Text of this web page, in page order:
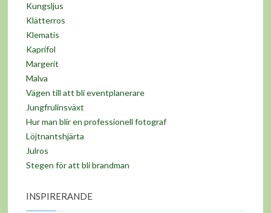
Kungsljus
Klätterros
Klematis
Kaprifol
Margerit
Malva
Vägen till att bli eventplanerare
Jungfrulinsväxt
Hur man blir en professionell fotograf
Löjtnantshjärta
Julros
Stegen för att bli brandman
INSPIRERANDE